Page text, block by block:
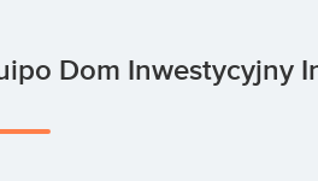
Dom Inwestycyjny